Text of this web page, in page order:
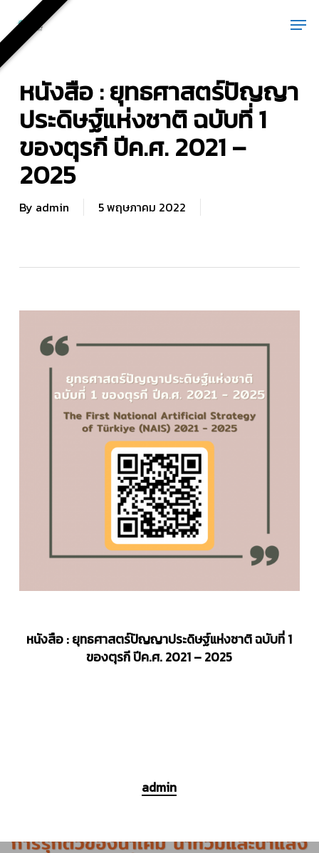
main
content
หนังสือ : ยุทธศาสตร์ปัญญา
ประดิษฐ์แห่งชาติ ฉบับที่ 1
ของตุรกี ปีค.ศ. 2021 –
2025
By admin 5 พฤษภาคม 2022
หนังสือ : ยุทธศาสตร์ปัญญาประดิษฐ์แห่งชาติ ฉบับที่ 1
ของตุรกี ปีค.ศ. 2021 – 2025
admin